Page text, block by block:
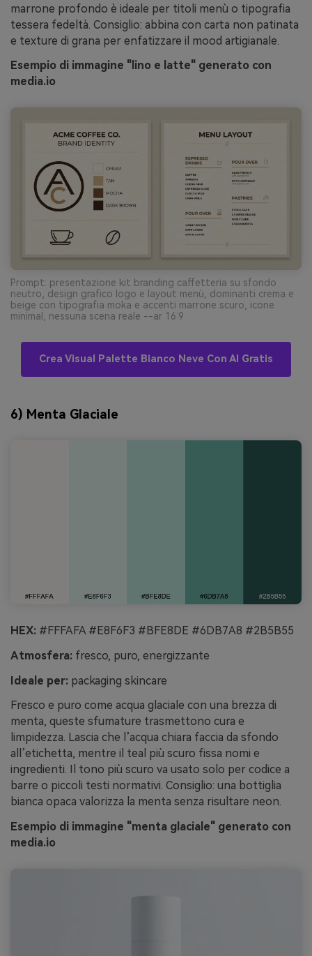
marrone profondo è ideale per titoli menù o tipografia
tessera fedeltà. Consiglio: abbina con carta non patinata
e texture di grana per enfatizzare il mood artigianale.
Esempio di immagine "lino e latte" generato con
media.io
Prompt: presentazione kit branding caffetteria su sfondo
neutro, design grafico logo e layout menù, dominanti crema e
beige con tipografia moka e accenti marrone scuro, icone
minimal, nessuna scena reale --ar 16:9
Crea Visual Palette Bianco Neve Con AI Gratis
6) Menta Glaciale
HEX: #FFFAFA #E8F6F3 #BFE8DE #6DB7A8 #2B5B55
Atmosfera: fresco, puro, energizzante
Ideale per: packaging skincare
Fresco e puro come acqua glaciale con una brezza di
menta, queste sfumature trasmettono cura e
limpidezza. Lascia che l’acqua chiara faccia da sfondo
all’etichetta, mentre il teal più scuro fissa nomi e
ingredienti. Il tono più scuro va usato solo per codice a
barre o piccoli testi normativi. Consiglio: una bottiglia
bianca opaca valorizza la menta senza risultare neon.
Esempio di immagine "menta glaciale" generato con
media.io